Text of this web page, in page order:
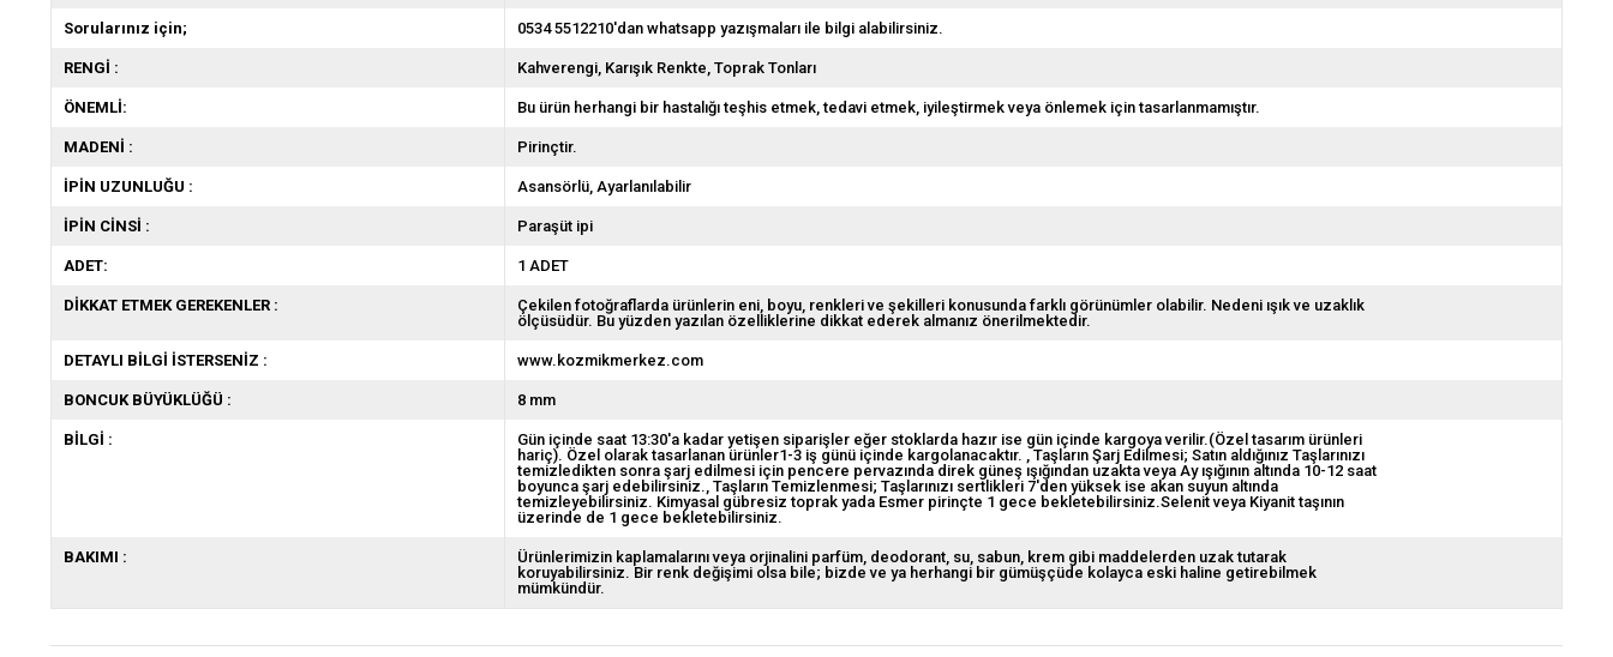
Sorularınız için; 0534 5512210'dan whatsapp yazışmaları ile bilgi alabilirsiniz.
RENGİ : Kahverengi Karışık Renkte Toprak Tonları
ÖNEMLİ: Bu ürün herhangi bir hastalığı teşhis etmek, tedavi etmek, iyileştirmek veya önlemek için tasarlanmamıştır.
MADENİ : Pirinçtir.
İPİN UZUNLUĞU : Asansörlü Ayarlanılabilir
İPİN CİNSİ : Paraşüt ipi
ADET: 1 ADET
DİKKAT ETMEK GEREKENLER :
Çekilen fotoğraflarda ürünlerin eni, boyu, renkleri ve şekilleri konusunda farklı görünümler olabilir. Nedeni ışık ve uzaklık
ölçüsüdür. Bu yüzden yazılan özelliklerine dikkat ederek almanız önerilmektedir.
DETAYLI BİLGİ İSTERSENİZ : www.kozmikmerkez.com
BONCUK BÜYÜKLÜĞÜ : 8 mm
BİLGİ :
Gün içinde saat 13:30'a kadar yetişen siparişler eğer stoklarda hazır ise gün içinde kargoya verilir.(Özel tasarım ürünleri
hariç). Özel olarak tasarlanan ürünler1-3 iş günü içinde kargolanacaktır.
Taşların Şarj Edilmesi; Satın aldığınız Taşlarınızı
temizledikten sonra şarj edilmesi için pencere pervazında direk güneş ışığından uzakta veya Ay ışığının altında 10-12 saat
boyunca şarj edebilirsiniz. Taşların Temizlenmesi; Taşlarınızı sertlikleri 7'den yüksek ise akan suyun altında
temizleyebilirsiniz. Kimyasal gübresiz toprak yada Esmer pirinçte 1 gece bekletebilirsiniz.Selenit veya Kiyanit taşının
üzerinde de 1 gece bekletebilirsiniz.
BAKIMI :
Ürünlerimizin kaplamalarını veya orjinalini parfüm, deodorant, su, sabun, krem gibi maddelerden uzak tutarak
koruyabilirsiniz. Bir renk değişimi olsa bile; bizde ve ya herhangi bir gümüşçüde kolayca eski haline getirebilmek
mümkündür.